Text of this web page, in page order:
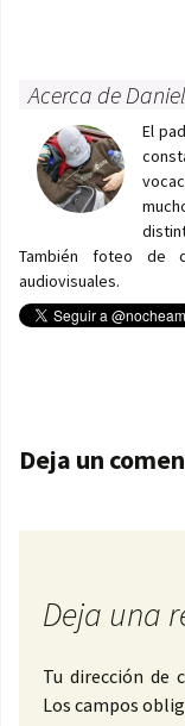
Acerca de
El
También foteo de
audiovisuales.
Deja un
Deja una
Tu dirección de
Los campos